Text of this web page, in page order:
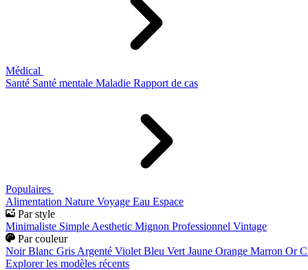
Médical
Santé Santé mentale Maladie Rapport de cas
Populaires
Alimentation Nature Voyage Eau Espace
Par style
Minimaliste Simple Aesthetic Mignon Professionnel Vintage
Par couleur
Noir Blanc Gris Argenté Violet Bleu Vert Jaune Orange Marron Or
Explorer les modèles récents